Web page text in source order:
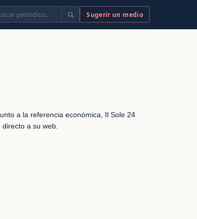
Sugerir un medio
a la referencia económica, Il Sole 24
a su web.